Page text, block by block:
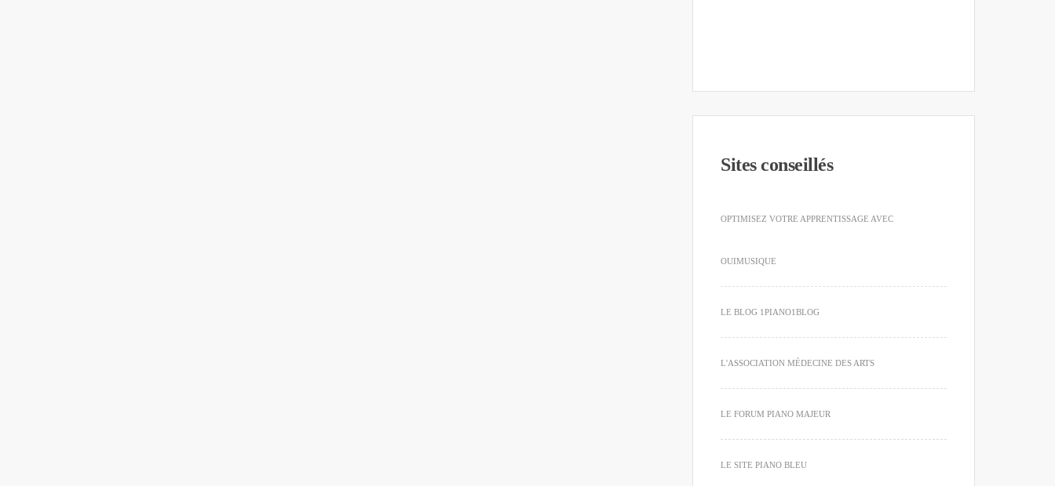
Sites conseillés
OPTIMISEZ VOTRE APPRENTISSAGE AVEC
OUIMUSIQUE
LE BLOG 1PIANO1BLOG
L'ASSOCIATION MÉDECINE DES ARTS
LE FORUM PIANO MAJEUR
LE SITE PIANO BLEU